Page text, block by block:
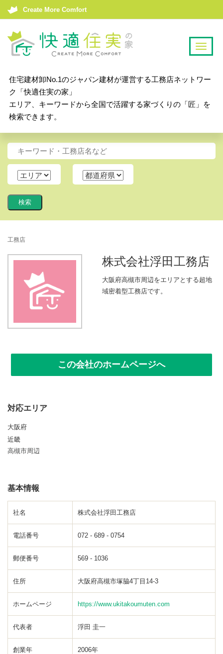
Create More Comfort
T
a
i
o
住宅建材卸No.1のジャパン建材が運営する工務店ネットワー
ク「快適住実の家」
エリア、キーワードから全国で活躍する家づくりの「匠」を
検索できます。
工務店
株式会社浮田工務店
大阪府高槻市周辺をエリアとする超地
域密着型工務店です。
この会社のホームページへ
対応エリア
大阪府
近畿
高槻市周辺
基本情報
社名 株式会社浮田工務店
電話番号 072 - 689 - 0754
郵便番号 569 - 1036
住所 大阪府高槻市塚脇4丁目14-3
ホームページ https://www.ukitakoumuten.com
代表者 浮田 圭一
創業年 2006年